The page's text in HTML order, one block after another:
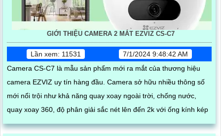
GIỚI THIỆU CAMERA 2 MẮT EZVIZ CS-C7
Lần xem: 11531
7/1/2024 9:48:42 AM
Camera CS-C7 là mẫu sản phẩm mới ra mắt của thương hiệu
camera EZVIZ uy tín hàng đầu. Camera sở hữu nhiều thông số
mới nổi trội như khả năng quay xoay ngoài trời, chống nước,
quay xoay 360, độ phân giải sắc nét lên đến 2k với ống kính kép